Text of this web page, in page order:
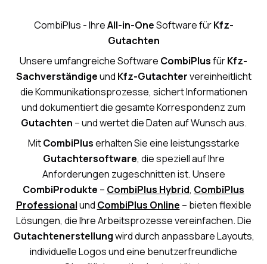
CombiPlus - IhreAll-in-OneSoftware fürKfz-
Gutachten
Unsere umfangreiche Software CombiPlusfürKfz-
Sachverständigeund Kfz-Gutachtervereinheitlicht
die Kommunikationsprozesse, sichert Informationen
und dokumentiert die gesamte Korrespondenz zum
Gutachten – und wertet die Daten auf Wunsch aus.
MitCombiPluserhalten Sie eine leistungsstarke
Gutachtersoftware, die speziell auf Ihre
Anforderungen zugeschnitten ist. Unsere
CombiProdukte – CombiPlus Hybrid, CombiPlus
Professionalund CombiPlus Online – bieten flexible
Lösungen, die Ihre Arbeitsprozesse vereinfachen. Die
Gutachtenerstellungwird durch anpassbare Layouts,
individuelle Logos und eine benutzerfreundliche